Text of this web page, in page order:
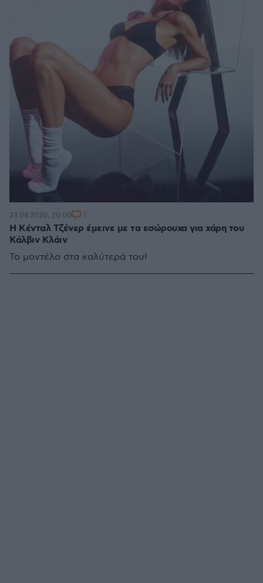
Η Κένταλ Τζένερ έμεινε με τα εσώρουχα για χάρη του
Κάλβιν Κλάιν
Το μοντέλο στα καλύτερά του!
23.04.2020, 20:00 1